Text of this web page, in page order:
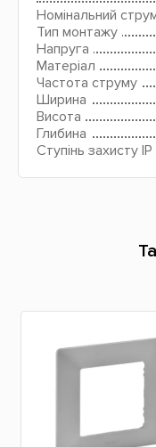
Номінальний
Тип монтажу
Напруга
Матеріал
Частота струму
Ширина
Висота
Глибина
Ступінь захисту IP